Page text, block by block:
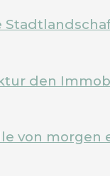
den
von morgen